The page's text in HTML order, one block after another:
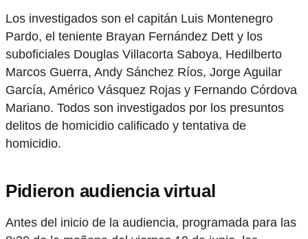
Los investigados son el capitán Luis Montenegro
Pardo, el teniente Brayan Fernández Dett y los
suboficiales Douglas Villacorta Saboya, Hedilberto
Marcos Guerra, Andy Sánchez Ríos, Jorge Aguilar
García, Américo Vásquez Rojas y Fernando Córdova
Mariano. Todos son investigados por los presuntos
delitos de homicidio calificado y tentativa de
homicidio.
Pidieron audiencia virtual
Antes del inicio de la audiencia, programada para las